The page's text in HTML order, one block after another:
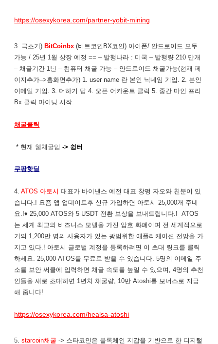
https://osexykorea.com/partner-yobit-mining
3. 극초기) BitCoinbx (비트코인BX코인) 아이폰/ 안드로이드 모두
가능 / 25년 1월 상장 예정 == – 발행나라 : 미국 – 발행량 210 만개
– 채굴기간 1년 – 컴퓨터 채굴 가능 – 안드로이드 채굴가능(현재 페
이지추가–>홈화면추가) 1. user name 란 본인 닉네임 기입. 2. 본인
이메일 기입. 3. 더하기 답 4. 오픈 어카운트 클릭 5. 중간 마인 프리
Bx 클릭 마이닝 시작.
채굴클릭
* 현재 웹채굴임 -> 쉼터
쿠팡핫딜
4.ATOS 아토시 대표가 바이낸스 예전 대표 창펑 자오와 친분이 있
습니다.! 요즘 앱 업데이트후 신규 가입하면 아토시 25,000개 주네
요.!♦ 25,000 ATOS와 5 USDT 전환 보상을 보내드립니다.! ATOS
는 세계 최고의 비즈니스 모델을 가진 암호 화폐이며 전 세계적으로
거의 1,200만 명의 사용자가 있는 광범위한 애플리케이션 전망을 가
지고 있다.! 아토시 글로벌 계정을 등록하려면 이 초대 링크를 클릭
하세요. 25,000 ATOS를 무료로 받을 수 있습니다. 5명의 이메일 주
소를 보안 써클에 입력하면 채굴 속도를 높일 수 있으며, 4명의 추천
인들을 새로 초대하면 1년치 채굴량, 10만 Atoshi를 보너스로 지급
해 줍니다!
https://osexykorea.com/healsa-atoshi
5.starcoin채굴 -> 스타코인은 블록체인 지갑을 기반으로 한 디지털